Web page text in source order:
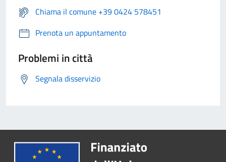
Chiama il comune +39 0424 578451
Prenota un appuntamento
Problemi in città
Segnala disservizio